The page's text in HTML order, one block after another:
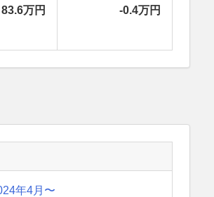
83.6万円
-0.4万円
年4月〜